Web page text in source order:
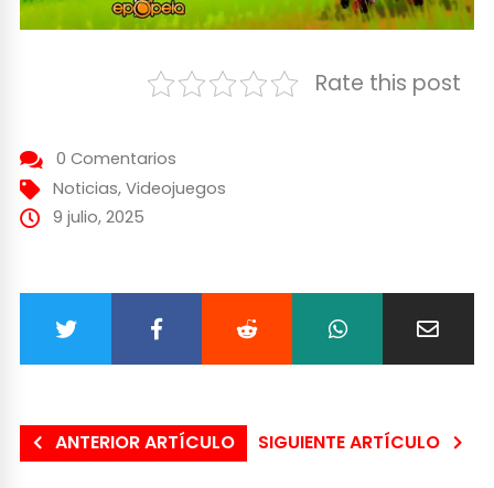
Rate this post
0 Comentarios
Noticias, Videojuegos
9 julio, 2025
ANTERIOR ARTÍCULO SIGUIENTE ARTÍCULO